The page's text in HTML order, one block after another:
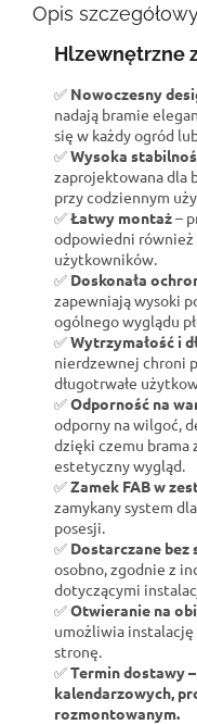
Opis
Hlzewnętrzne
✅ Nowoczesny
nadają bramie
się w każdy ogród lub
✅Wysoka
zaprojektowana dla
przy codziennym
✅Łatwy montaż–
odpowiedni również
użytkowników.
✅ Doskonała
zapewniają wysoki
ogólnego wyglądu
✅Wytrzymałość i
nierdzewnej chroni
długotrwałe
✅Odporność na
odporny na wilgoć,
dzięki czemu brama
estetyczny wygląd.
✅Zamek FAB w
zamykany system
posesji.
✅ Dostarczane bez
osobno, zgodnie z
dotyczącymi
✅Otwieranie na
umożliwia
stronę.
✅Termin dostawy
kalendarzowych,
rozmontowanym.